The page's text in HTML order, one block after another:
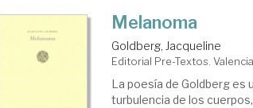
Melanoma
Goldberg, Jacqueline
Editorial Pre-Textos.
La poesía de Goldberg es
turbulencia de los